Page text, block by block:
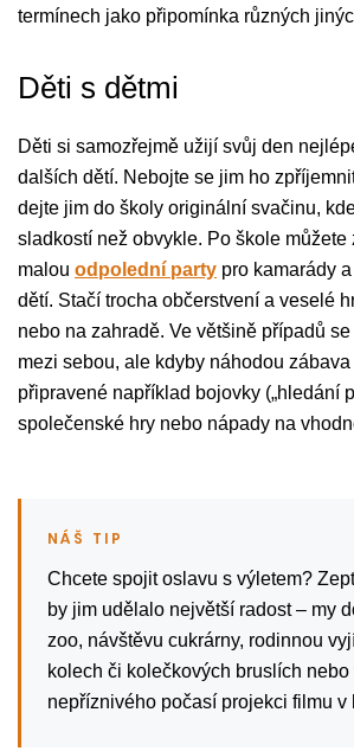
termínech jako připomínka různých
Děti s dětmi
Děti si samozřejmě užijí svůj den
dalších dětí. Nebojte se jim ho
dejte jim do školy originální svačinu,
sladkostí než obvykle. Po škole můžete
malou odpolední party pro kamarády
dětí. Stačí trocha občerstvení a veselé
nebo na zahradě. Ve většině případů
mezi sebou, ale kdyby náhodou
připravené například bojovky („hledání
společenské hry nebo nápady na
Chcete spojit oslavu s výletem?
by jim udělalo největší radost – my
zoo, návštěvu cukrárny, rodinnou
kolech či kolečkových bruslích
nepříznivého počasí projekci filmu v